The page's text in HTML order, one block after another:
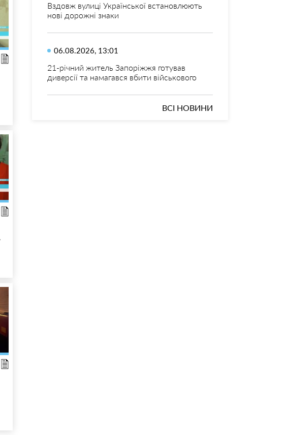
Вздовж вулиці Української встановлюють
нові дорожні знаки
06.08.2026, 13:01
21-річний житель Запоріжжя готував
диверсії та намагався вбити військового
ВСІ НОВИНИ